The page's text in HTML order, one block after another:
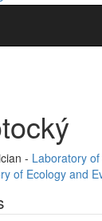
- Laboratory
of Ecology and